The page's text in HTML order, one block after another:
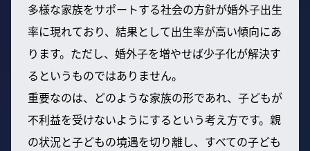
多様な家族をサポートする社会の方針が婚外子出生
率に現れており、結果として出生率が高い傾向にあ
ります。ただし、婚外子を増やせば少子化が解決す
るというものではありません。
重要なのは、どのような家族の形であれ、子どもが
不利益を受けないようにするという考え方です。親
の状況と子どもの境遇を切り離し、すべての子ども